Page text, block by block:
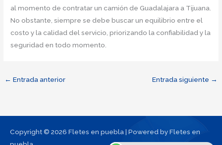
al momento de contratar un camión de Guadalajara a Tijuana.
No obstante, siempre se debe buscar un equilibrio entre el
costo y la calidad del servicio, priorizando la confiabilidad y la
seguridad en todo momento.
← Entrada anterior Entrada siguiente →
Copyright © 2026 Fletes en puebla | Powered by Fletes en